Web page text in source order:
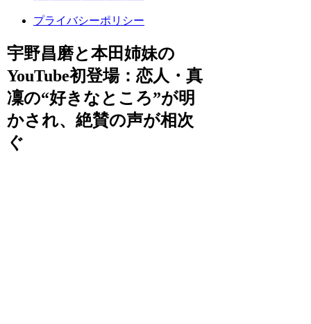
プライバシーポリシー
宇野昌磨と本田姉妹の
YouTube初登場：恋人・真
凜の“好きなところ”が明
かされ、絶賛の声が相次
ぐ